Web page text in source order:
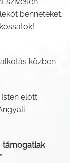
benneteket,
közben
előtt.
támogatlak